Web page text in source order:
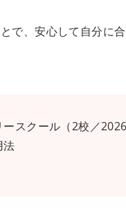
で、安心して自分に
スクール（2校／
法